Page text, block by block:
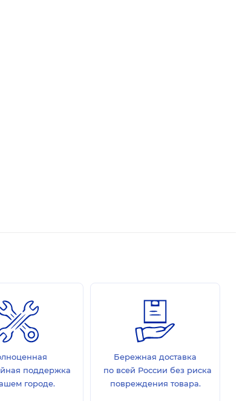
поддержка
городе.
Бережная доставка
по всей России без риска
повреждения товара.